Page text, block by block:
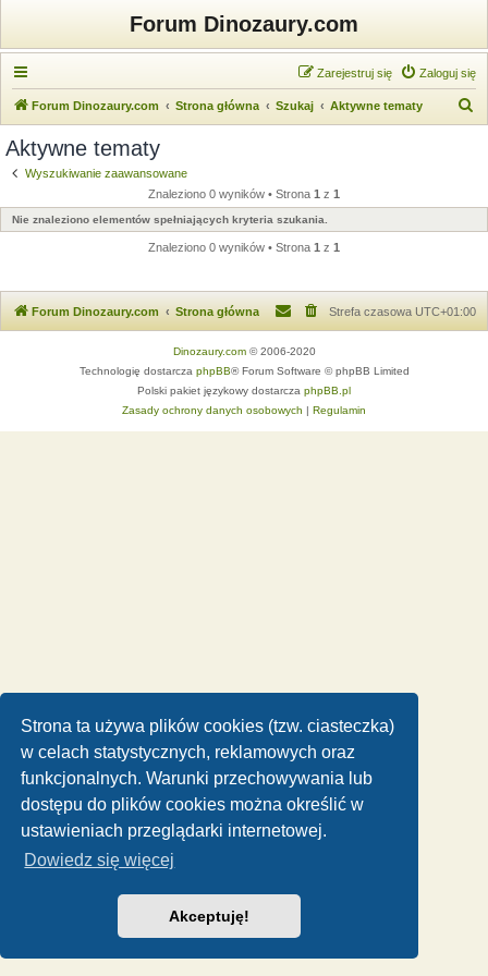
Strona ta używa plików cookies (tzw. ciasteczka)
w celach statystycznych, reklamowych oraz
funkcjonalnych. Warunki przechowywania lub
dostępu do plików cookies można określić w
ustawieniach przeglądarki internetowej.
Dowiedz się więcej
Akceptuję!
Forum Dinozaury.com
Zaloguj się
Zarejestruj się
Forum Dinozaury.com Strona główna Szukaj Aktywne tematy
a
j
Aktywne tematy
Wyszukiwanie zaawansowane
Znaleziono 0 wyników • Strona 1 z 1
Nie znaleziono elementów spełniających kryteria szukania.
Znaleziono 0 wyników • Strona 1 z 1
Forum Dinozaury.com Strona główna Strefa czasowa UTC+01:00
Dinozaury.com© 2006-2020
Technologię dostarcza phpBB® Forum Software © phpBB Limited
Polski pakiet językowy dostarcza phpBB.pl
Zasady ochrony danych osobowych | Regulamin